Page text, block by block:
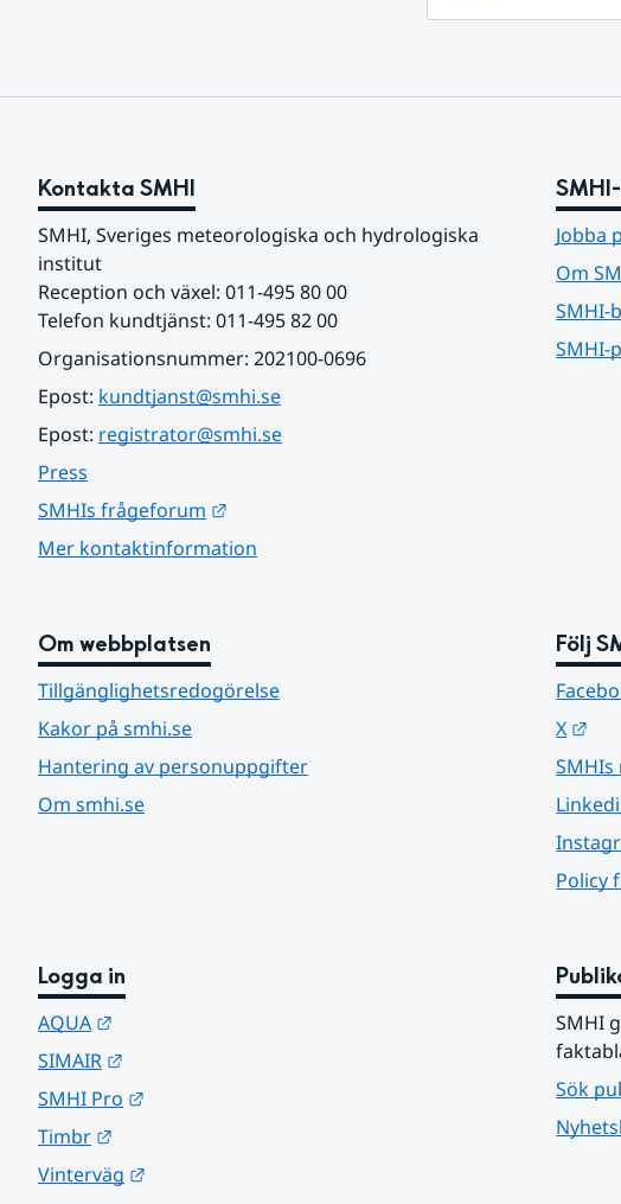
Kontakta SMHI
SMHI, Sveriges meteorologiska och hydrologiska
institut
Reception och växel: 011-495 80 00
Telefon kundtjänst: 011-495 82 00
Organisationsnummer: 202100-0696
Epost: kundtjanst@smhi.se
Epost: registrator@smhi.se
Press
SMHIs frågeforum
Mer kontaktinformation
Jobba
Om
SMHI-
SMHI-
Om webbplatsen
Tillgänglighetsredogörelse
Kakor på smhi.se
Hantering av personuppgifter
Om smhi.se
Följ
X
Policy
Logga in
AQUA
SIMAIR
SMHI Pro
Timbr
Vinterväg
SMHI
Sök